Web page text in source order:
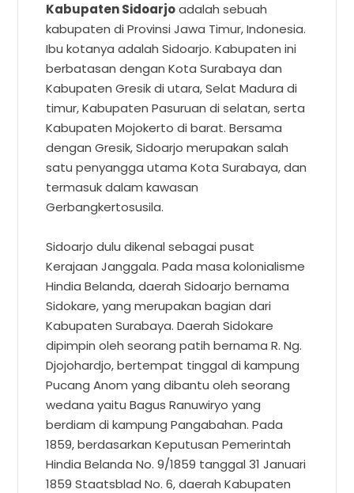
Kabupaten Sidoarjo adalah sebuah
kabupaten di Provinsi Jawa Timur, Indonesia.
Ibu kotanya adalah Sidoarjo. Kabupaten ini
berbatasan dengan Kota Surabaya dan
Kabupaten Gresik di utara, Selat Madura di
timur, Kabupaten Pasuruan di selatan, serta
Kabupaten Mojokerto di barat. Bersama
dengan Gresik, Sidoarjo merupakan salah
satu penyangga utama Kota Surabaya, dan
termasuk dalam kawasan
Gerbangkertosusila.
Sidoarjo dulu dikenal sebagai pusat
Kerajaan Janggala. Pada masa kolonialisme
Hindia Belanda, daerah Sidoarjo bernama
Sidokare, yang merupakan bagian dari
Kabupaten Surabaya. Daerah Sidokare
dipimpin oleh seorang patih bernama R. Ng.
Djojohardjo, bertempat tinggal di kampung
Pucang Anom yang dibantu oleh seorang
wedana yaitu Bagus Ranuwiryo yang
berdiam di kampung Pangabahan. Pada
1859, berdasarkan Keputusan Pemerintah
Hindia Belanda No. 9/1859 tanggal 31 Januari
1859 Staatsblad No. 6, daerah Kabupaten